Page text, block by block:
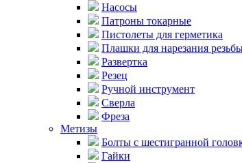
Насосы
Патроны токарные
Пистолеты для герметика
Плашки для нарезания
Развертка
Резец
Ручной инструмент
Сверла
Фреза
Метизы
Болты с шестигранной
Гайки